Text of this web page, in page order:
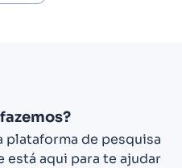
plataforma de pesquisa
está aqui para te ajudar